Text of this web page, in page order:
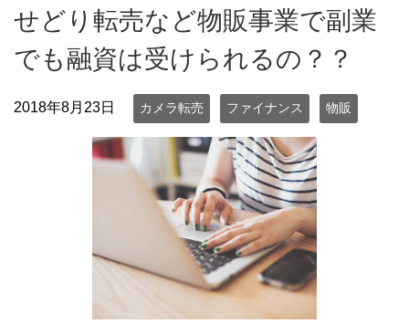
せどり転売など物販事業で副業
でも融資は受けられるの？？
2018年8月23日 カメラ転売 ファイナンス 物販